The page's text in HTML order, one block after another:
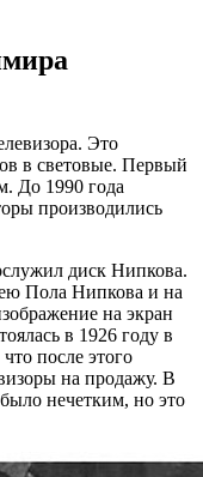
Это
в световые. Первый
До 1990 года
производились
диск Нипкова.
Пола Нипкова и на
на экран
в 1926 году в
после этого
на продажу. В
нечетким, но это